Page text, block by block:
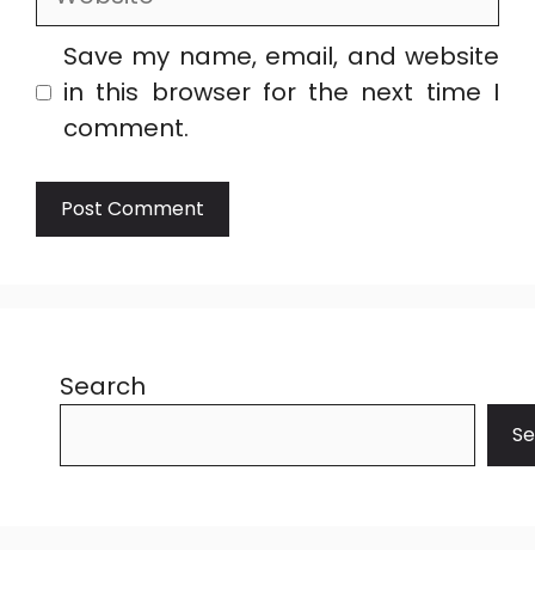
Save my name, email, and website
in this browser for the next time I
comment.
Search